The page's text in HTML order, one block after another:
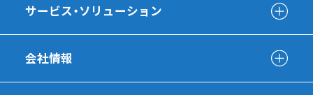
サービス・ソリューション
会社情報